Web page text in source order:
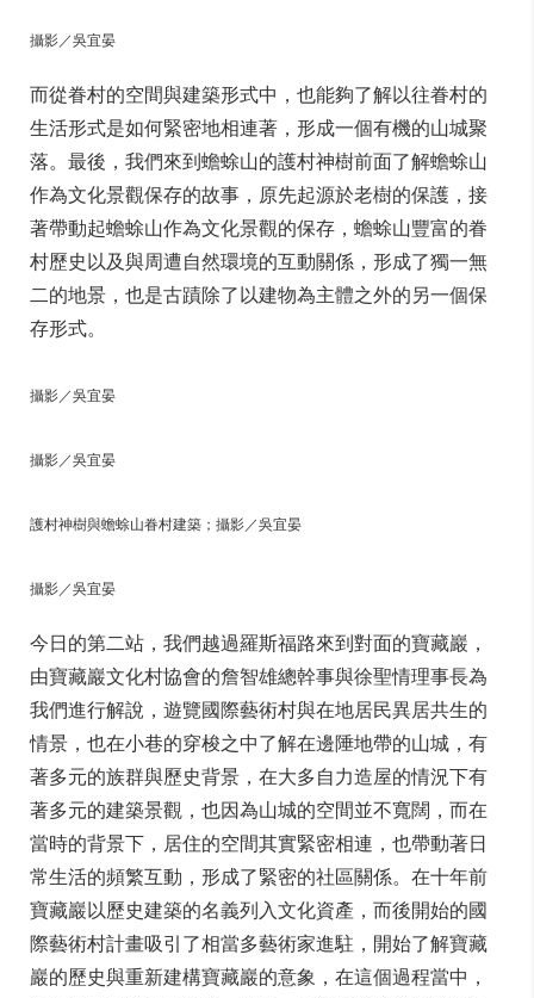
攝影／吳宜晏
而從眷村的空間與建築形式中，也能夠了解以往眷村的
生活形式是如何緊密地相連著，形成一個有機的山城聚
落。最後，我們來到蟾蜍山的護村神樹前面了解蟾蜍山
作為文化景觀保存的故事，原先起源於老樹的保護，接
著帶動起蟾蜍山作為文化景觀的保存，蟾蜍山豐富的眷
村歷史以及與周遭自然環境的互動關係，形成了獨一無
二的地景，也是古蹟除了以建物為主體之外的另一個保
存形式。
攝影／吳宜晏
攝影／吳宜晏
護村神樹與蟾蜍山眷村建築；攝影／吳宜晏
攝影／吳宜晏
今日的第二站，我們越過羅斯福路來到對面的寶藏巖，
由寶藏巖文化村協會的詹智雄總幹事與徐聖情理事長為
我們進行解說，遊覽國際藝術村與在地居民異居共生的
情景，也在小巷的穿梭之中了解在邊陲地帶的山城，有
著多元的族群與歷史背景，在大多自力造屋的情況下有
著多元的建築景觀，也因為山城的空間並不寬闊，而在
當時的背景下，居住的空間其實緊密相連，也帶動著日
常生活的頻繁互動，形成了緊密的社區關係。在十年前
寶藏巖以歷史建築的名義列入文化資產，而後開始的國
際藝術村計畫吸引了相當多藝術家進駐，開始了解寶藏
巖的歷史與重新建構寶藏巖的意象，在這個過程當中，